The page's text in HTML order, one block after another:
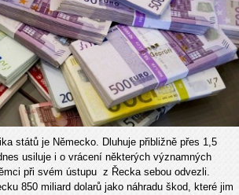
států je Německo. Dluhuje přibližně přes 1,5
usiluje i o vrácení některých významných
při svém ústupu z Řecka sebou odvezli.
850 miliard dolarů jako náhradu škod, které jim